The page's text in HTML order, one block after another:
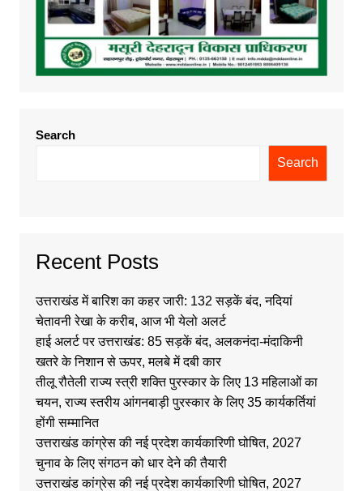
Search
Search
Recent Posts
उत्तराखंड में बारिश का कहर जारी: 132 सड़कें बंद, नदियां
चेतावनी रेखा के करीब, आज भी येलो अलर्ट
हाई अलर्ट पर उत्तराखंड: 85 सड़कें बंद, अलकनंदा-मंदाकिनी
खतरे के निशान से ऊपर, मलबे में दबी कार
तीलू रौतेली राज्य स्त्री शक्ति पुरस्कार के लिए 13 महिलाओं का
चयन, राज्य स्तरीय आंगनबाड़ी पुरस्कार के लिए 35 कार्यकर्तियां
होंगी सम्मानित
उत्तराखंड कांग्रेस की नई प्रदेश कार्यकारिणी घोषित, 2027
चुनाव के लिए संगठन को धार देने की तैयारी
उत्तराखंड कांग्रेस की नई प्रदेश कार्यकारिणी घोषित, 2027